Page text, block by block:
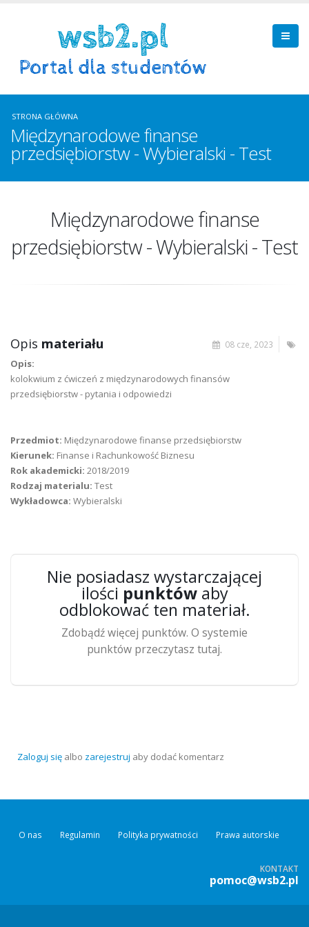
STRONA GŁÓWNA
Międzynarodowe finanse
przedsiębiorstw - Wybieralski - Test
Międzynarodowe finanse
przedsiębiorstw - Wybieralski - Test
08 cze, 2023
Opis materiału
Opis:
kolokwium z ćwiczeń z międzynarodowych finansów
przedsiębiorstw - pytania i odpowiedzi
Przedmiot: Międzynarodowe finanse przedsiębiorstw
Kierunek: Finanse i Rachunkowość Biznesu
Rok akademicki: 2018/2019
Rodzaj materialu: Test
Wykładowca: Wybieralski
Nie posiadasz wystarczającej
ilości punktówaby
odblokować ten materiał.
Zdobądź więcej punktów. O systemie
punktów przeczytasz tutaj.
Zaloguj się albo zarejestruj aby dodać komentarz
O nas Regulamin Polityka prywatności Prawa autorskie
KONTAKT
pomoc@wsb2.pl